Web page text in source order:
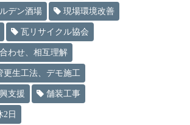
デン酒場 現場環境改善
瓦リサイクル協会
わせ、相互理解
更生工法、デモ施工
支援 舗装工事
2日